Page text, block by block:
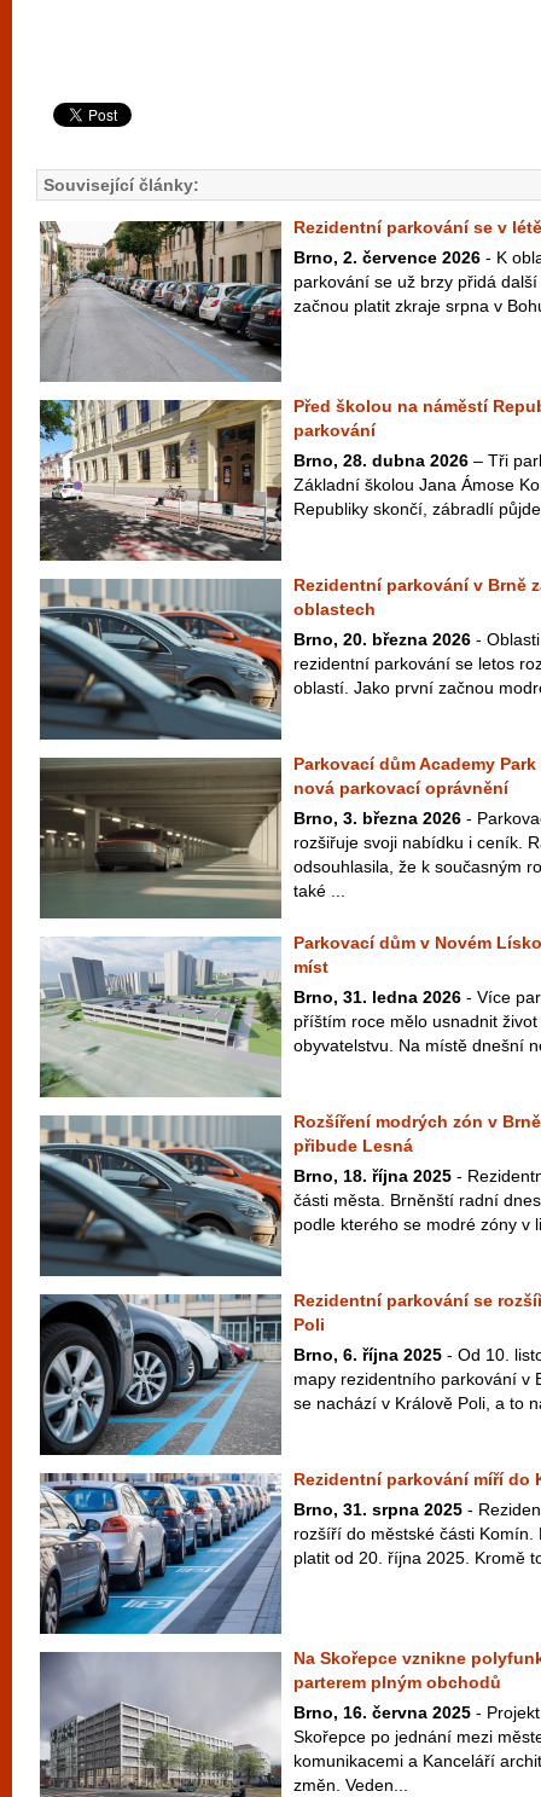
Související články:
Rezidentní parkování se v
Brno, 2. července 2026 - K
parkování se už brzy přidá
začnou platit zkraje srpna v
Před školou na náměstí
parkování
Brno, 28. dubna 2026 – Tři
Základní školou Jana Ámose
Republiky skončí, zábradlí
Rezidentní parkování v Brně
oblastech
Brno, 20. března 2026 -
rezidentní parkování se letos
oblastí. Jako první začnou
Parkovací dům Academy
nová parkovací oprávnění
Brno, 3. března 2026 -
rozšiřuje svoji nabídku i ceník.
odsouhlasila, že k současným
také ...
Parkovací dům v Novém
míst
Brno, 31. ledna 2026 - Více
příštím roce mělo usnadnit
obyvatelstvu. Na místě dnešní
Rozšíření modrých zón v
přibude Lesná
Brno, 18. října 2025 -
části města. Brněnští radní
podle kterého se modré zóny v
Rezidentní parkování se
Poli
Brno, 6. října 2025 - Od 10.
mapy rezidentního parkování v
se nachází v Králově Poli, a to
Rezidentní parkování míří do
Brno, 31. srpna 2025 -
rozšíří do městské části Komín.
platit od 20. října 2025. Kromě
Na Skořepce vznikne
parterem plným obchodů
Brno, 16. června 2025 -
Skořepce po jednání mezi
komunikacemi a Kanceláří
změn. Veden...